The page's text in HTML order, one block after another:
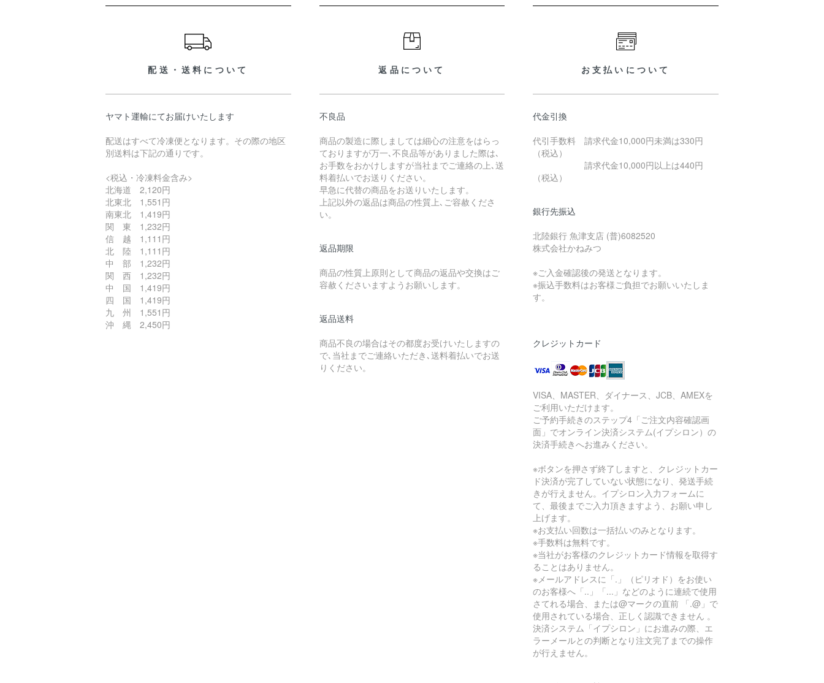
配送・送料について
ヤマト運輸にてお届けいたします
配送はすべて冷凍便となります。その際の地区
別送料は下記の通りです。
<税込・冷凍料金含み>
北海道 2,120円
北東北 1,551円
南東北 1,419円
関 東 1,232円
信 越 1,111円
北 陸 1,111円
中 部 1,232円
関 西 1,232円
中 国 1,419円
四 国 1,419円
九 州 1,551円
沖 縄 2,450円
返品について
不良品
商品の製造に際しましては細心の注意をはらっ
ておりますが万一､不良品等がありました際は､
お手数をおかけしますが当社までご連絡の上､送
料着払いでお送りください。
早急に代替の商品をお送りいたします。
上記以外の返品は商品の性質上､ご容赦くださ
い。
返品期限
商品の性質上原則として商品の返品や交換はご
容赦くださいますようお願いします。
返品送料
商品不良の場合はその都度お受けいたしますの
で､当社までご連絡いただき､送料着払いでお送
りください。
お支払いについて
代金引換
代引手数料 請求代金10,000円未満は330円
（税込）
請求代金10,000円以上は440円
（税込）
銀行先振込
北陸銀行 魚津支店 (普)6082520
株式会社かねみつ
※ご入金確認後の発送となります。
※振込手数料はお客様ご負担でお願いいたしま
す。
クレジットカード
VISA、MASTER、ダイナース、JCB、AMEXを
ご利用いただけます。
ご予約手続きのステップ4「ご注文内容確認画
面」でオンライン決済システム(イプシロン）の
決済手続きへお進みください。
※ボタンを押さず終了しますと、クレジットカー
ド決済が完了していない状態になり、発送手続
きが行えません。イプシロン入力フォームに
て、最後までご入力頂きますよう、お願い申し
上げます。
※お支払い回数は一括払いのみとなります。
※手数料は無料です。
※当社がお客様のクレジットカード情報を取得す
ることはありません。
※メールアドレスに「.」（ピリオド）をお使い
のお客様へ「..」「...」などのように連続で使用
さてれる場合、または@マークの直前 「.@」で
使用されている場合、正しく認識できません 。
決済システム「イプシロン」にお進みの際、エ
ラーメールとの判断となり注文完了までの操作
が行えません。